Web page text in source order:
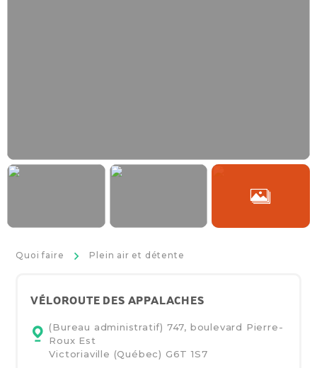
Quoi faire >
Plein air et détente
VÉLOROUTE DES APPALACHES
(Bureau administratif) 747, boulevard Pierre-
Roux Est
Victoriaville (Québec) G6T 1S7